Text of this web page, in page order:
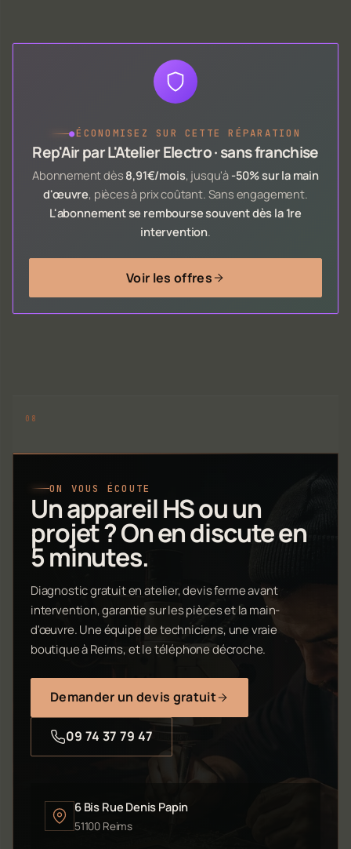
●ÉCONOMISEZ SUR CETTE RÉPARATION
Rep'Air par L'Atelier Electro · sans franchise
Abonnement dès 8,91€/mois, jusqu'à -50% sur la main
d'œuvre, pièces à prix coûtant. Sans engagement.
L'abonnement se rembourse souvent dès la 1re
intervention.
Voir les offres
ON VOUS ÉCOUTE
Un appareil HS ou un
projet ? On en discute en
5 minutes.
Diagnostic gratuit en atelier, devis ferme avant
intervention, garantie sur les pièces et la main-
d'œuvre. Une équipe de techniciens, une vraie
boutique à Reims, et le téléphone décroche.
Demander un devis gratuit
09 74 37 79 47
6 Bis Rue Denis Papin
51100 Reims